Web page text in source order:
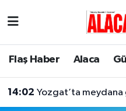
Flaş Haber Alaca
14:02 Yozgat’ta meydana gelen
Çorum Nöbetçi